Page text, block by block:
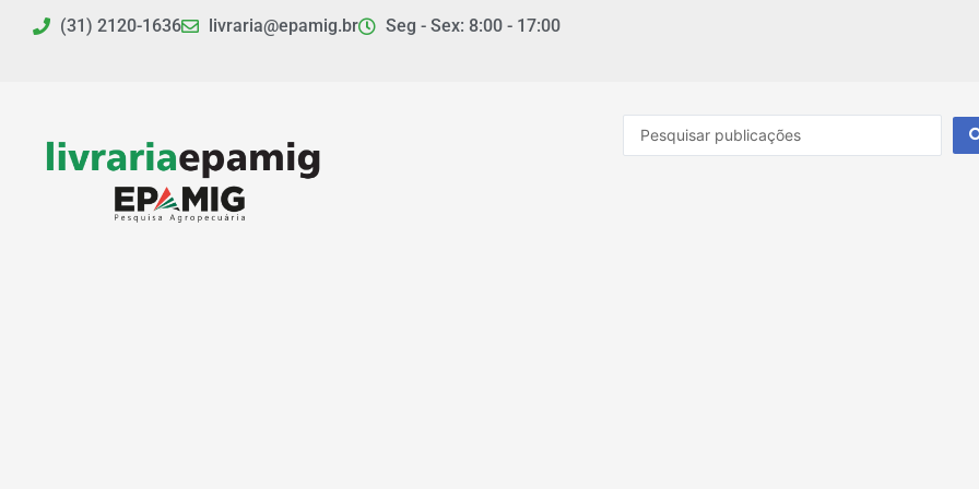
(31) 2120-1636 livraria@epamig.br Seg - Sex: 8:00 - 17:00
Pesquisar
...